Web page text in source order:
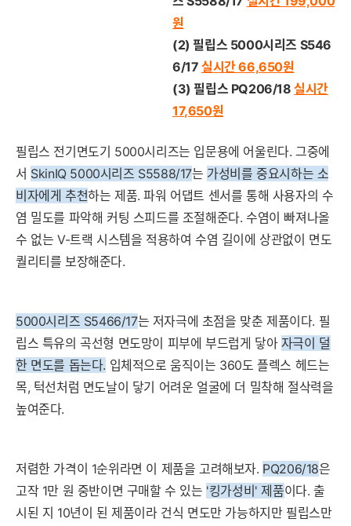
원
(2) 필립스 5000시리즈 S546
6/17실시간 66,650원
(3) 필립스 PQ206/18실시간
17,650원
필립스 전기면도기 5000시리즈는 입문용에 어울린다. 그중에
서 SkinIQ 5000시리즈 S5588/17는 가성비를 중요시하는 소
비자에게 추천하는 제품. 파워 어댑트 센서를 통해 사용자의 수
염 밀도를 파악해 커팅 스피드를 조절해준다. 수염이 빠져나올
수 없는 V-트랙 시스템을 적용하여 수염 길이에 상관없이 면도
퀄리티를 보장해준다.
5000시리즈 S5466/17는 저자극에 초점을 맞춘 제품이다. 필
립스 특유의 곡선형 면도망이 피부에 부드럽게 닿아 자극이 덜
한 면도를 돕는다. 입체적으로 움직이는 360도 플렉스 헤드는
목, 턱선처럼 면도날이 닿기 어려운 얼굴에 더 밀착해 절삭력을
높여준다.
저렴한 가격이 1순위라면 이 제품을 고려해보자. PQ206/18은
고작 1만 원 중반이면 구매할 수 있는 '킹가성비' 제품이다. 출
시된 지 10년이 된 제품이라 건식 면도만 가능하지만 필립스만